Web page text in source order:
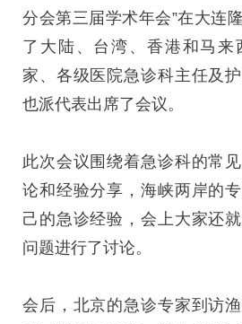
分会第三届学术年会”在大连
了大陆、台湾、香港和马来
家、各级医院急诊科主任及
也派代表出席了会议。
此次会议围绕着急诊科的常
论和经验分享，海峡两岸的
己的急诊经验，会上大家还
问题进行了讨论。
会后，北京的急诊专家到访